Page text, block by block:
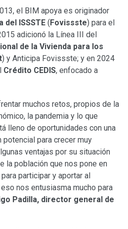
el BIM apoya es originador
del ISSSTE (Fovissste) para el
adicionó la Línea III del
de la Vivienda para los
) y Anticipa Fovissste; y en 2024
Crédito CEDIS, enfocado a
muchos retos, propios de la
la pandemia y lo que
lleno de oportunidades con una
potencial para crecer muy
ventajas por su situación
la población que nos pone en
participar y aportar al
nos entusiasma mucho para
Padilla, director general de